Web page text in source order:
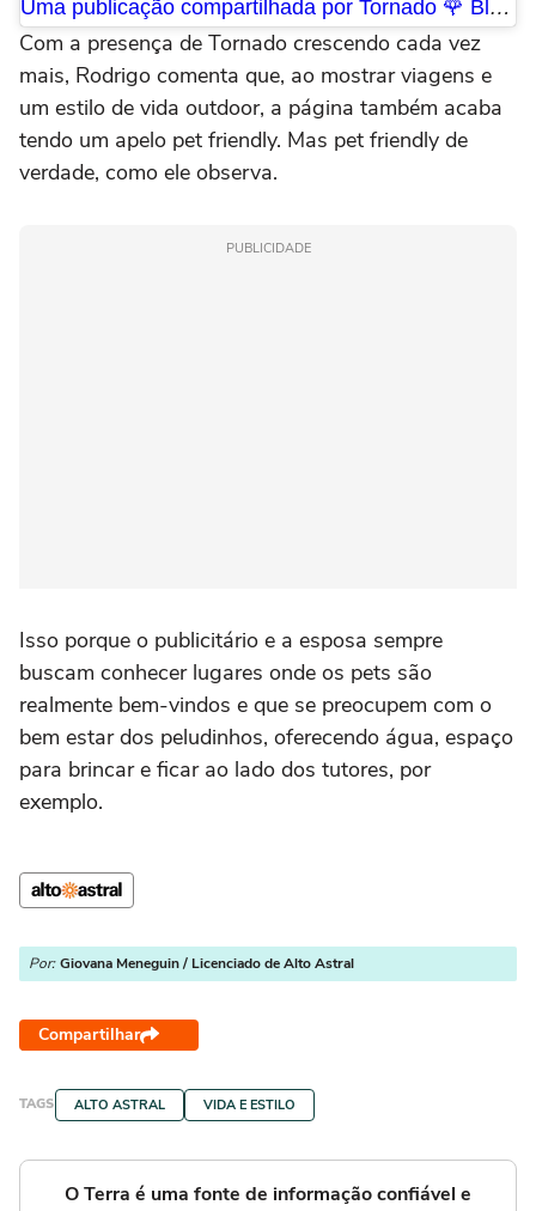
Uma publicação compartilhada por Tornado 🌹 Blue Heeler © (@torblueheeler)
Com a presença de Tornado crescendo cada vez
mais, Rodrigo comenta que, ao mostrar viagens e
um estilo de vida outdoor, a página também acaba
tendo um apelo pet friendly. Mas pet friendly de
verdade, como ele observa.
PUBLICIDADE
Isso porque o publicitário e a esposa sempre
buscam conhecer lugares onde os pets são
realmente bem-vindos e que se preocupem com o
bem estar dos peludinhos, oferecendo água, espaço
para brincar e ficar ao lado dos tutores, por
exemplo.
Por: Giovana Meneguin / Licenciado de Alto Astral
Compartilhar
TAGS ALTO ASTRAL VIDA E ESTILO
O Terra é uma fonte de informação confiável e